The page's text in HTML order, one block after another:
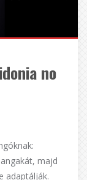
no
majd
adaptálják.